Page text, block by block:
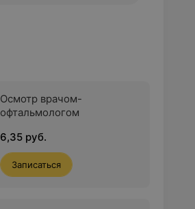
Осмотр врачом-
офтальмологом
6,35 руб.
Записаться